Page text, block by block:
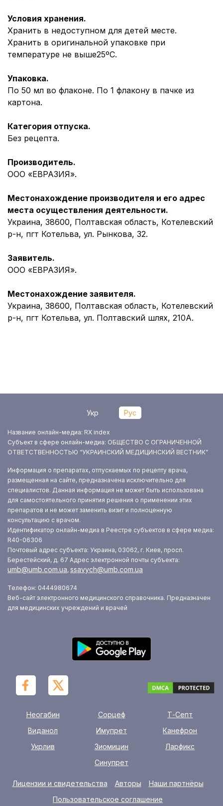
Условия хранения.
Хранить в недоступном для детей месте.
Хранить в оригинальной упаковке при
температуре не выше25ºС.
Упаковка.
По 50 мл во флаконе. По 1 флакону в пачке из
картона.
Категория отпуска.
Без рецепта.
Производитель.
ООО «ЕВРАЗИЯ».
Местонахождение производителя и его адрес
места осуществления деятельности.
Украина, 38600, Полтавская область, Котелевский
р-н, пгт Котельва, ул. Рынкова, 32.
Заявитель.
ООО «ЕВРАЗИЯ».
Местонахождение заявителя.
Украина, 38600, Полтавская область, Котелевский
р-н, пгт Котельва, ул. Полтавский шлях, 210А.
Укр Рус
Название онлайн-медиа: RX index
Субъект в сфере онлайн-медиа: ОБЩЕСТВО С ОГРАНИЧЕННОЙ
ОТВЕТСТВЕННОСТЬЮ “УКРАИНСКИЙ МЕДИЦИНСКИЙ ВЕСТНИК”
Информация о препаратах, отпускаемых по рецепту врача,
размещенная на сайте, предназначена исключительно для
специалистов. Данная информация не может быть использована
для самостоятельного принятия решения о применении этих
препаратов и не может заменить визит и полноценную
консультацию с врачом.
Идентификатор онлайн-медиа в Реестре субъектов в сфере медиа:
R40-06306
Почтовый адрес субъекта: Украина, 03062, г. Киев, просп.
Берестейский, д. 67 Адрес электронной почты субъекта:
umb@umb.com.ua, ssavych@umb.com.ua
Телефон: 0444980674
Веб-сайт электронного медицинского справочника. Предназначен
для медицинских учреждений и врачей
Неогабин Сорцеф
Т-Септ
Виданол
Имупрет
Канефрон
Укрлив
Зиомицин
Ларфикс
Синупрет
Лицензии и свидетельства Авторы
Наши партнёры
Пользовательское соглашение